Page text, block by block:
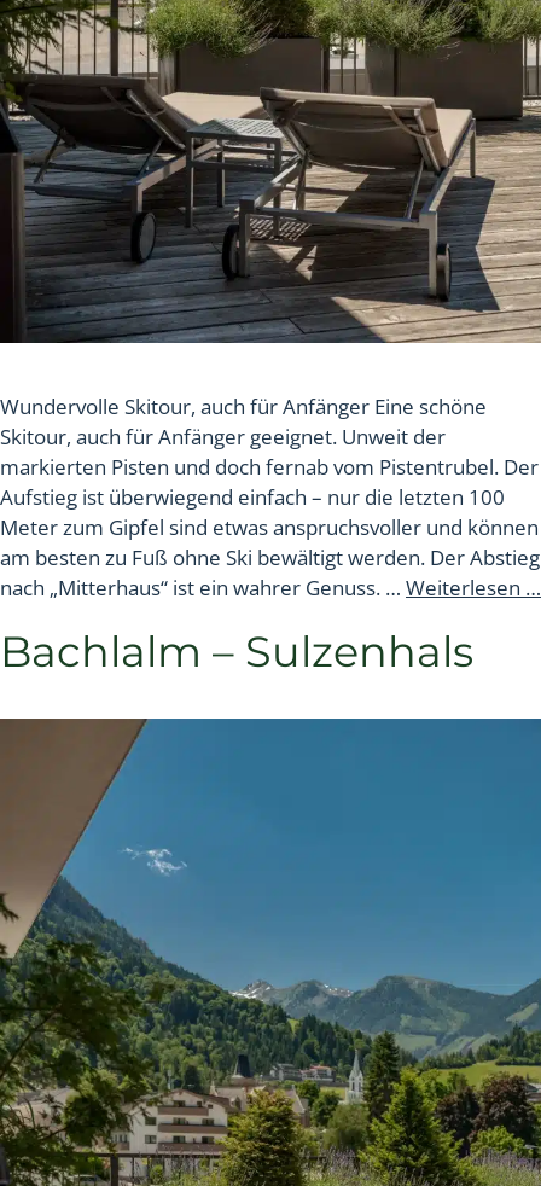
Wundervolle Skitour, auch für Anfänger Eine schöne
Skitour, auch für Anfänger geeignet. Unweit der
markierten Pisten und doch fernab vom Pistentrubel. Der
Aufstieg ist überwiegend einfach – nur die letzten 100
Meter zum Gipfel sind etwas anspruchsvoller und können
am besten zu Fuß ohne Ski bewältigt werden. Der Abstieg
nach „Mitterhaus“ ist ein wahrer Genuss. … Weiterlesen …
Bachlalm – Sulzenhals